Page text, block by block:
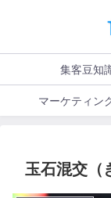
集客豆知
マーケティン
玉石混交（